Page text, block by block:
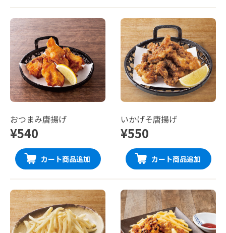
おつまみ唐揚げ
¥540
カート商品追加
いかげそ唐揚げ
¥550
カート商品追加